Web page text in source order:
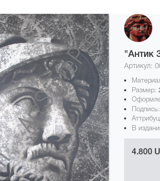
"Антик
Артикул:
Размер:
Подпись:
В
4.800